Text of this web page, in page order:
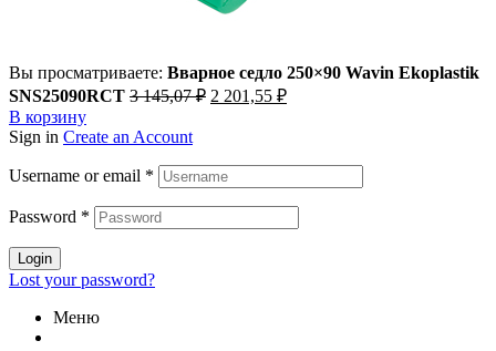
Вы просматриваете: Вварное седло 250×90 Wavin Ekoplastik
SNS25090RCT 3 145,07₽ Первоначальная
145,07 ₽.
2 201,55 ₽Текущая
В корзину
Sign in Create an Account
Username or email *
Password *
Login
Lost your password?
Меню